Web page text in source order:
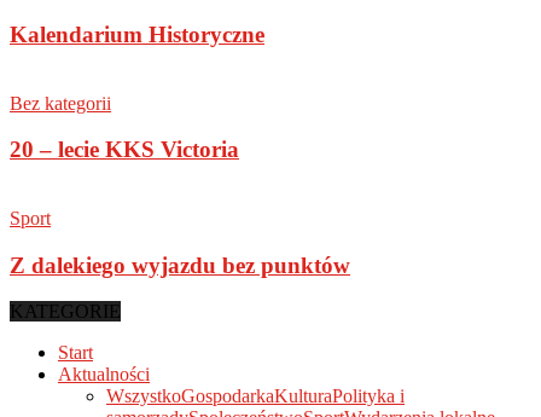
Kalendarium Historyczne
Bez kategorii
20 – lecie KKS Victoria
Sport
Z dalekiego wyjazdu bez punktów
KATEGORIE
Start
Aktualności
WszystkoGospodarkaKulturaPolityka i